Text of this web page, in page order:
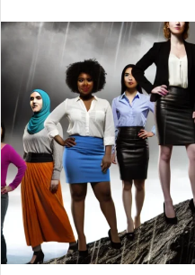
u
m
e
-
m
a
l